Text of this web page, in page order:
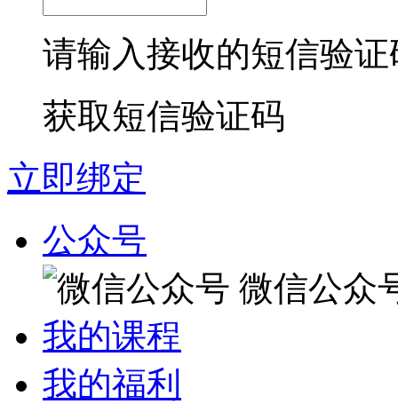
请输入接收的短信验证
获取短信验证码
立即绑定
公众号
微信公众
我的课程
我的福利